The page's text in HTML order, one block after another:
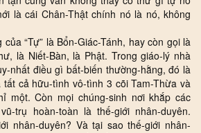
là cái Chân-Thật chính nó là nó, không
“Tự” là Bổn-Giác-Tánh, hay còn gọi là
là Niết-Bàn, là Phật. Trong giáo-lý nhà
nhất điều gì bất-biến thường-hằng, đó là
tất cả hữu-tình vô-tình 3 cõi Tam-Thừa và
một. Còn mọi chúng-sinh nơi khắp các
trụ hoàn-toàn là thế-giới nhân-duyên.
nhân-duyên? Và tại sao thế-giới nhân-